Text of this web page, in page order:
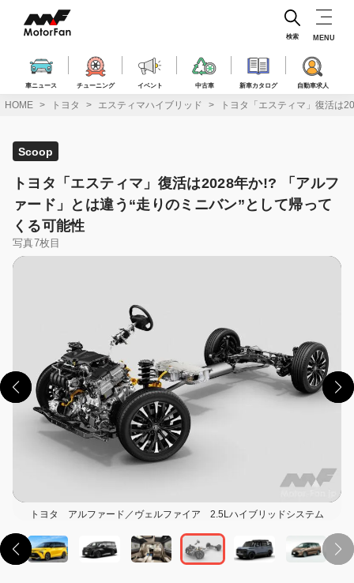
ス
車ニュース チューニング イベント 中古車 新車カタログ 自動車求人
検索 MENU
HOME トヨタ エスティマハイブリッド トヨタ「エスティマ」復活は
Scoop
トヨタ「エスティマ」復活は2028年か!? 「アルフ
ァード」とは違う“走りのミニバン”として帰って
くる可能性
写真7枚目
トヨタ アルファード／ヴェルファイア 2.5Lハイブリッドシステム
この画像の記事を読む